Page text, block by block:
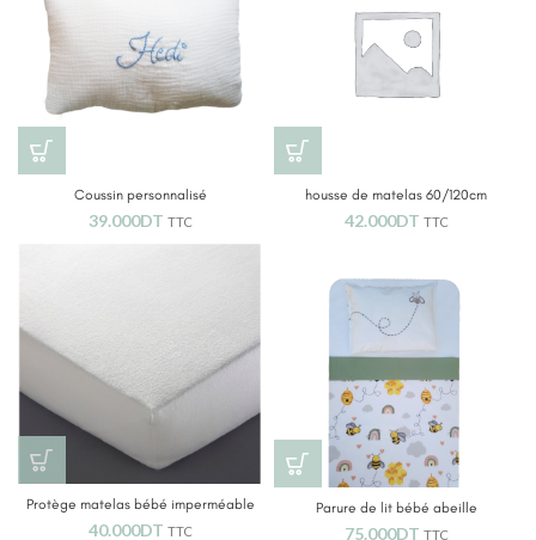
Coussin personnalisé
39.000DT TTC
housse de matelas 60/120cm
42.000DT TTC
Protège matelas bébé imperméable
40.000DT TTC
Parure de lit bébé abeille
75.000DT TTC